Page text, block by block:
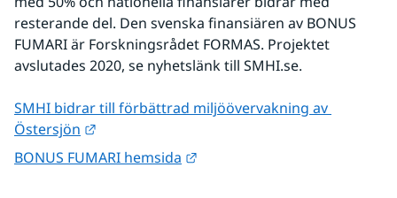
resterande del. Den svenska finansiären av BONUS
FUMARI är Forskningsrådet FORMAS. Projektet
avslutades 2020, se nyhetslänk till SMHI.se.
SMHI bidrar till förbättrad miljöövervakning av
Östersjön
BONUS FUMARI hemsida